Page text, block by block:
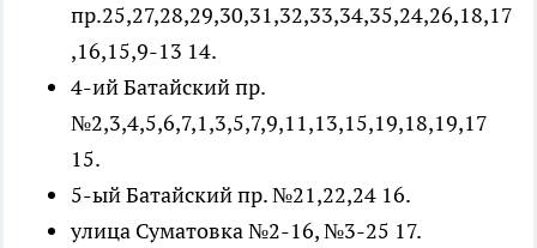
пр.25,27,28,29,30,31,32,33,34,35,24,26,18,17
,16,15,9-13 14.
4-ий Батайский пр.
№2,3,4,5,6,7,1,3,5,7,9,11,13,15,19,18,19,17
15.
5-ый Батайский пр. №21,22,24 16.
улица Суматовка №2-16, №3-25 17.